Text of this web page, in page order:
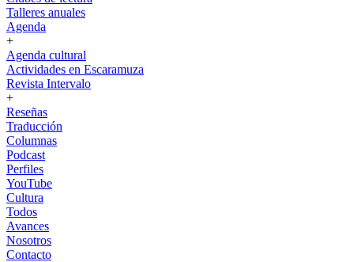
Talleres anuales
Agenda
+
Agenda cultural
Actividades en Escaramuza
Revista Intervalo
+
Reseñas
Traducción
Columnas
Podcast
Perfiles
YouTube
Cultura
Todos
Avances
Nosotros
Contacto